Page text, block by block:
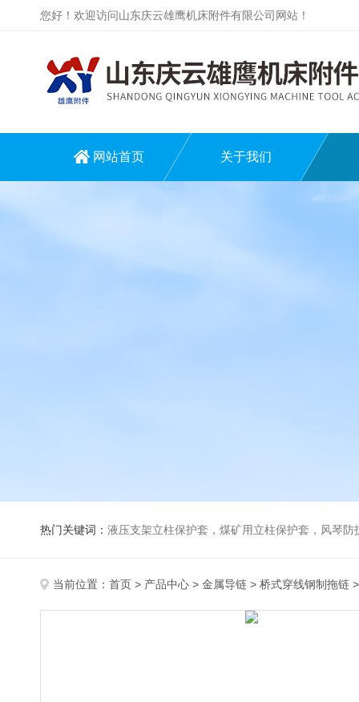
您好！欢迎访问山东庆云雄鹰机床附件有限公司网站！
网站首页 关于我们
热门关键词： 液压支架立柱保护套，煤矿用立柱保护套，风琴
当前位置： 首页 > 产品中心 > 金属导链 > 桥式穿线钢制拖链